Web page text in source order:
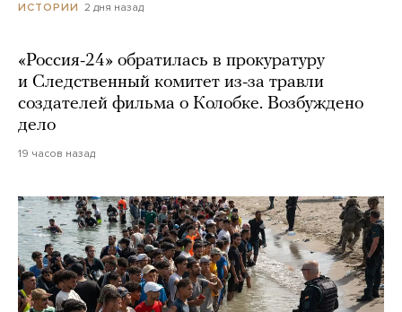
ИСТОРИИ 2 дня назад
«Россия-24» обратилась в прокуратуру
и Следственный комитет из-за травли
создателей фильма о Колобке. Возбуждено
дело
19 часов назад